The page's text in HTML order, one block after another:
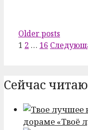
Post
navigation
Older posts
1 2 … 16
Сейчас
дораме «Твоё